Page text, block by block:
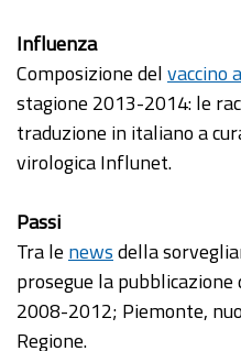
Influenza
Composizione delvaccino
stagione 2013-2014: le
traduzione in italiano a
virologica Influnet.
Passi
Tra le newsdella
prosegue la
2008-2012; Piemonte,
Regione.